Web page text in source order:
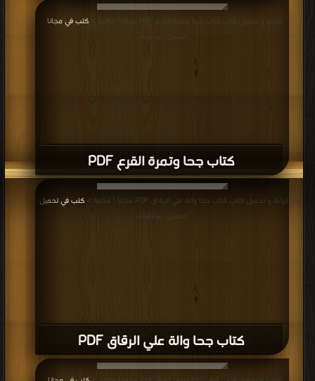
كتاب جحا وتمرة القرع PDF
قراءة و تحميل كتاب كتاب جحا وتمرة القرع PDF مجانا | مكتبة > كتب في مجانا
التحميل : مرة/مرات
كتاب جحا والة علي الرقاق PDF
قراءة و تحميل كتاب كتاب جحا والة علي الرقاق PDF مجانا | مكتبة > كتب في تحميل
التحميل : مرة/مرات